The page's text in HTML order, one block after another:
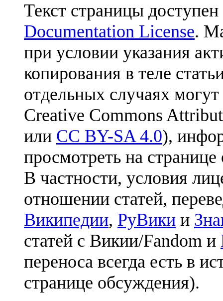
Текст страницы
Documentation License.
при условии указания
копирования в теле
отдельных случаях
Creative Commons
или CC BY-SA 4.0),
просмотреть на
В частности, условия
отношении статей,
Википедии, РуВики и
статей с Викии/Fandom и
переноса всегда есть в
странице обсуждения).